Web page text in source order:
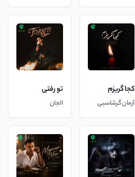
کجا گریزم
آرمان گرشاسبی
تو رفتی
الجان